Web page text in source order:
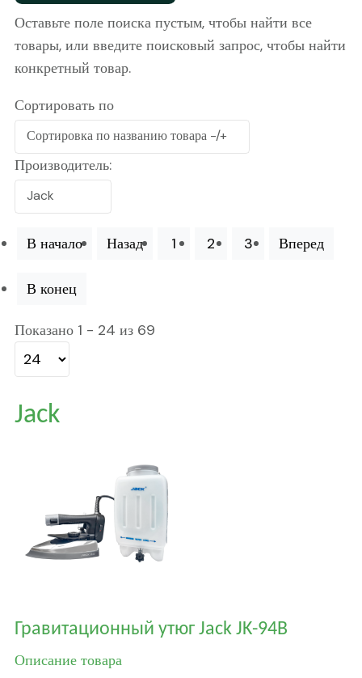
Оставьте поле поиска пустым, чтобы найти все
товары, или введите поисковый запрос, чтобы найти
конкретный товар.
Сортировать по
Сортировка по названию товара -/+
Производитель:
Jack
В начало Назад 1 2 3 Вперед
В конец
Показано 1 - 24 из 69
Jack
Гравитационный утюг Jack JK-94B
Описание товара